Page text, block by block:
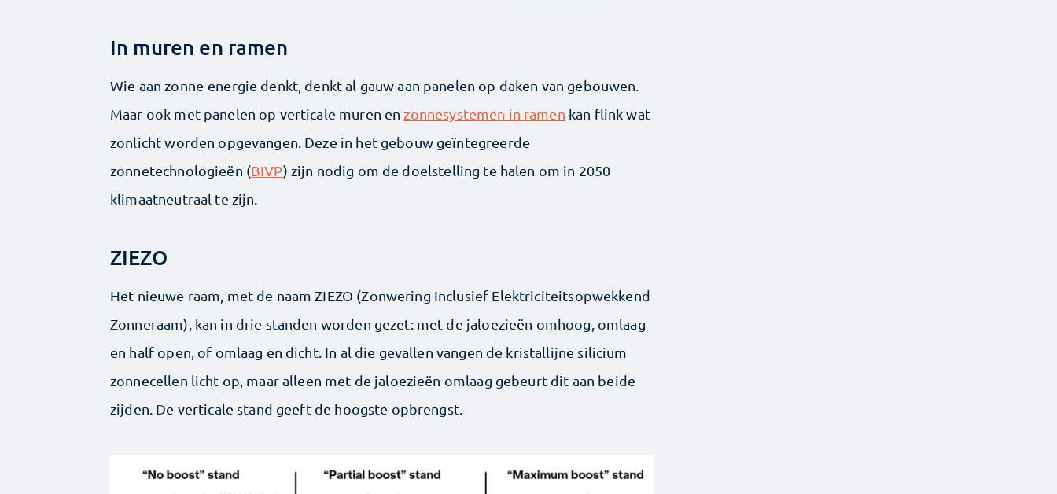
In muren en ramen
Wie aan zonne-energie denkt, denkt al gauw aan panelen op daken van gebouwen.
Maar ook met panelen op verticale muren en zonnesystemen in ramen kan flink wat
zonlicht worden opgevangen. Deze in het gebouw geïntegreerde
zonnetechnologieën (BIVP) zijn nodig om de doelstelling te halen om in 2050
klimaatneutraal te zijn.
ZIEZO
Het nieuwe raam, met de naam ZIEZO (Zonwering Inclusief Elektriciteitsopwekkend
Zonneraam), kan in drie standen worden gezet: met de jaloezieën omhoog, omlaag
en half open, of omlaag en dicht. In al die gevallen vangen de kristallijne silicium
zonnecellen licht op, maar alleen met de jaloezieën omlaag gebeurt dit aan beide
zijden. De verticale stand geeft de hoogste opbrengst.